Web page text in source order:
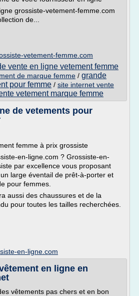
grossiste-vetement-femme.com
de...
vetement-femme.com
vente en ligne vetement femme
de marque femme / grande
pour femme / site internet vente
vetement marque femme
de vetements pour
femme à prix grossiste
en-ligne.com ? Grossiste-en-
par excellence vous proposant
large éventail de prêt-à-porter et
pour femmes.
aussi des chaussures et de la
pour toutes les tailles recherchées.
en-ligne.com
en ligne en
vêtements pas chers et en bon